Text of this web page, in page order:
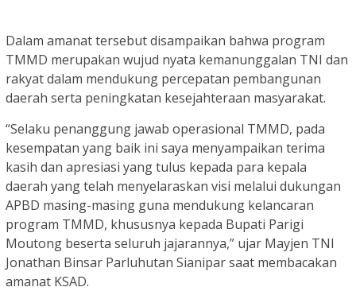
Dalam amanat tersebut disampaikan bahwa program
TMMD merupakan wujud nyata kemanunggalan TNI dan
rakyat dalam mendukung percepatan pembangunan
daerah serta peningkatan kesejahteraan masyarakat.
“Selaku penanggung jawab operasional TMMD, pada
kesempatan yang baik ini saya menyampaikan terima
kasih dan apresiasi yang tulus kepada para kepala
daerah yang telah menyelaraskan visi melalui dukungan
APBD masing-masing guna mendukung kelancaran
program TMMD, khususnya kepada Bupati Parigi
Moutong beserta seluruh jajarannya,” ujar Mayjen TNI
Jonathan Binsar Parluhutan Sianipar saat membacakan
amanat KSAD.